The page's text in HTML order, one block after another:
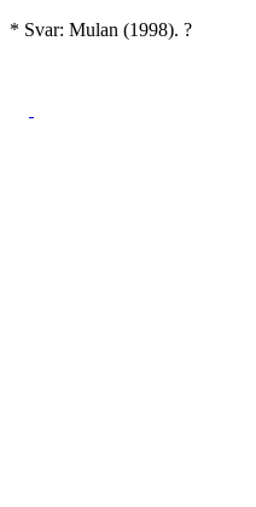
* Svar: Mulan (1998). ?